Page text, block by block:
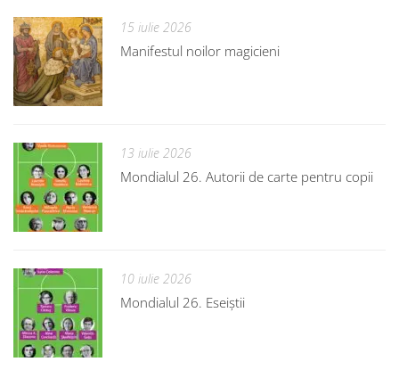
15 iulie 2026
Manifestul noilor magicieni
13 iulie 2026
Mondialul 26. Autorii de carte pentru copii
10 iulie 2026
Mondialul 26. Eseiștii